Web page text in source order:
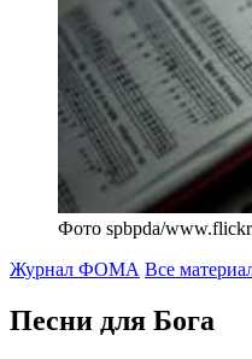
Фото spbpda/
Журнал ФОМА Все
Песни для Бога